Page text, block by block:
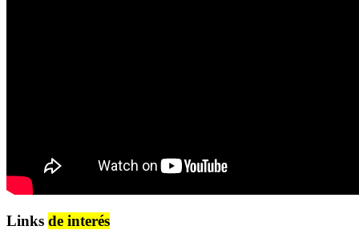
Links de interés